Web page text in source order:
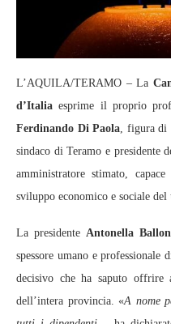
L’AQUILA/TERAMO – La
d’Italia esprime il proprio
Ferdinando Di Paola , figura
sindaco di Teramo e presidente
amministratore stimato,
sviluppo economico e sociale del
La presidente Antonella
spessore umano e
decisivo che ha saputo
dell’intera provincia. «A nome